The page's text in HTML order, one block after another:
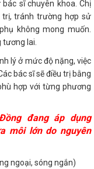
sĩ chuyên khoa. Chị
tránh trường hợp sử
không mong muốn.
lai.
lý ở mức độ nặng, việc
bác sĩ sẽ điều trị bằng
hợp với từng phương
đang áp dụng
môi lớn do nguyên
ngoại, sóng ngắn)